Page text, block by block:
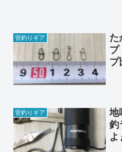
管釣りギア
た
プ
プ
管釣りギア
地
釣
よ